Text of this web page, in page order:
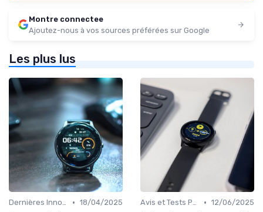
Montre connectee
Ajoutez-nous à vos sources préférées sur Google
Les plus lus
Dernières Innovations • 18/04/2025
Avis et Tests Produits • 12/06/2025